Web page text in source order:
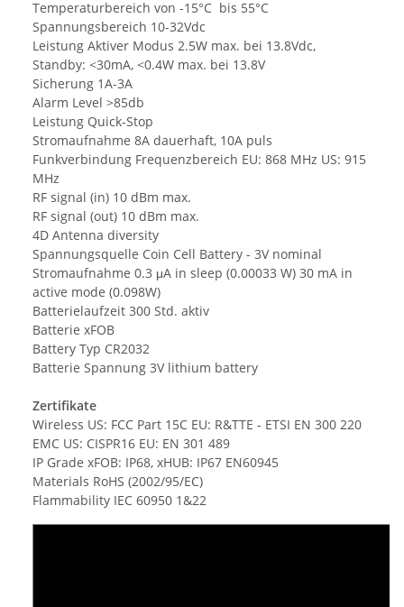
Temperaturbereich von -15°C bis 55°C
Spannungsbereich 10-32Vdc
Leistung Aktiver Modus 2.5W max. bei 13.8Vdc,
Standby: <30mA, <0.4W max. bei 13.8V
Sicherung 1A-3A
Alarm Level >85db
Leistung Quick-Stop
Stromaufnahme 8A dauerhaft, 10A puls
Funkverbindung Frequenzbereich EU: 868 MHz US: 915
MHz
RF signal (in) 10 dBm max.
RF signal (out) 10 dBm max.
4D Antenna diversity
Spannungsquelle Coin Cell Battery - 3V nominal
Stromaufnahme 0.3 μA in sleep (0.00033 W) 30 mA in
active mode (0.098W)
Batterielaufzeit 300 Std. aktiv
Batterie xFOB
Battery Typ CR2032
Batterie Spannung 3V lithium battery
Zertifikate
Wireless US: FCC Part 15C EU: R&TTE - ETSI EN 300 220
EMC US: CISPR16 EU: EN 301 489
IP Grade xFOB: IP68, xHUB: IP67 EN60945
Materials RoHS (2002/95/EC)
Flammability IEC 60950 1&22